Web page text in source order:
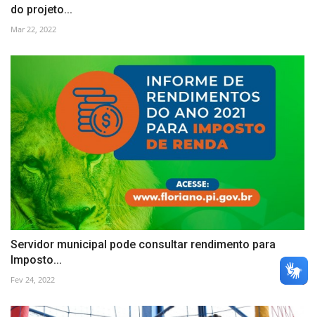
do projeto...
Mar 22, 2022
Servidor municipal pode consultar rendimento para
Imposto...
Fev 24, 2022